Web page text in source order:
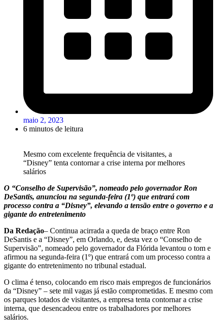
maio 2, 2023
6 minutos de leitura
Mesmo com excelente frequência de visitantes, a
“Disney” tenta contornar a crise interna por melhores
salários
O “Conselho de Supervisão”, nomeado pelo governador Ron
DeSantis, anunciou na segunda-feira (1º) que entrará com
processo contra a “Disney”, elevando a tensão entre o governo e a
gigante do entretenimento
Da Redação– Continua acirrada a queda de braço entre Ron
DeSantis e a “Disney”, em Orlando, e, desta vez o “Conselho de
Supervisão”, nomeado pelo governador da Flórida levantou o tom e
afirmou na segunda-feira (1º) que entrará com um processo contra a
gigante do entretenimento no tribunal estadual.
O clima é tenso, colocando em risco mais empregos de funcionários
da “Disney” – sete mil vagas já estão comprometidas. E mesmo com
os parques lotados de visitantes, a empresa tenta contornar a crise
interna, que desencadeou entre os trabalhadores por melhores
salários.